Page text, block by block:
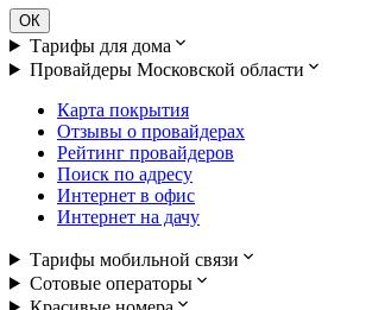
ОК
Тарифы для дома
Провайдеры Московской области
Карта покрытия
Отзывы о провайдерах
Рейтинг провайдеров
Поиск по адресу
Интернет в офис
Интернет на дачу
Тарифы мобильной связи
Сотовые операторы